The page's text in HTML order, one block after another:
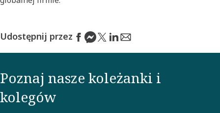
Udostępnij przez
Poznaj nasze koleżanki i
kolegów